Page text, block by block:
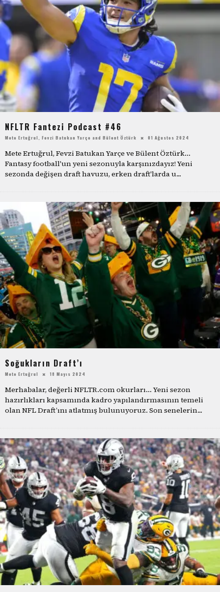
NFLTR Fantezi Podcast #46
Mete Ertuğrul, Fevzi Batukan Yarçe and Bülent Öztürk 01 Ağustos 2024
Mete Ertuğrul, Fevzi Batukan Yarçe ve Bülent Öztürk…
Fantasy football'un yeni sezonuyla karşınızdayız! Yeni
sezonda değişen draft havuzu, erken draft'larda u...
Soğukların Draft’ı
Mete Ertuğrul 18 Mayıs 2024
Merhabalar, değerli NFLTR.com okurları… Yeni sezon
hazırlıkları kapsamında kadro yapılandırmasının temeli
olan NFL Draft’ını atlatmış bulunuyoruz. Son senelerin...